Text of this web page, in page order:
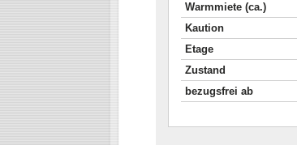
Warmmiete (ca.)
Kaution
Etage
Zustand
bezugsfrei ab